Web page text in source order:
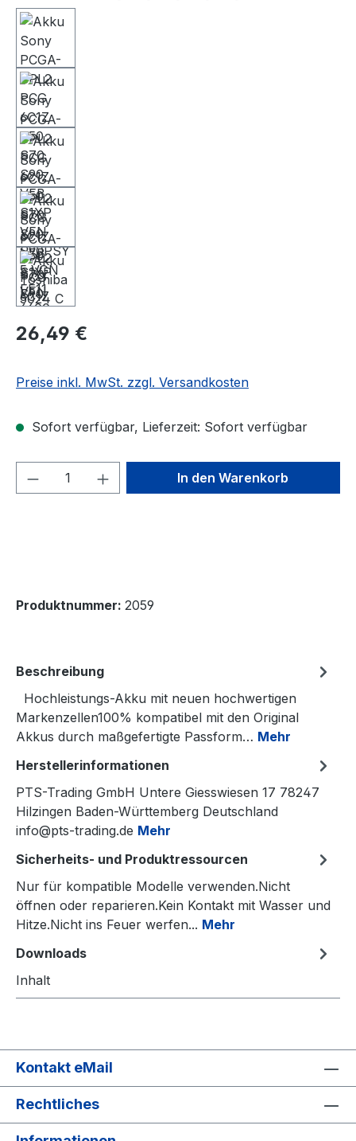
26,49 €
Preise inkl. MwSt. zzgl. Versandkosten
Sofort verfügbar, Lieferzeit: Sofort verfügbar
Produkt Anzahl: Gib denIn den Warenkorb
Produktnummer: 2059
Beschreibung
Hochleistungs-Akku mit neuen hochwertigen
Markenzellen100% kompatibel mit den Original
Akkus durch maßgefertigte Passform… Mehr
Herstellerinformationen
PTS-Trading GmbH Untere Giesswiesen 17 78247
Hilzingen Baden-Württemberg Deutschland
info@pts-trading.de Mehr
Sicherheits- und Produktressourcen
Nur für kompatible Modelle verwenden.Nicht
öffnen oder reparieren.Kein Kontakt mit Wasser und
Hitze.Nicht ins Feuer werfen... Mehr
Downloads
Inhalt
Kontakt eMail
Rechtliches